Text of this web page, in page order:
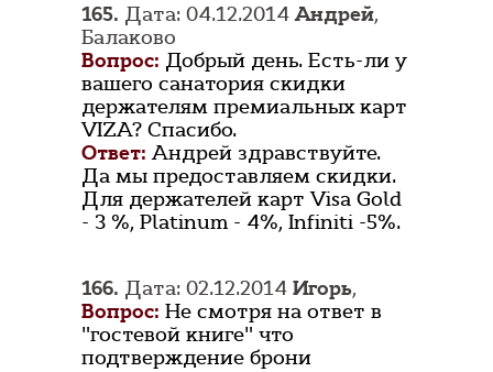
165. Дата: 04.12.2014Андрей,
Балаково
Вопрос: Добрый день. Есть-ли у
вашего санатория скидки
держателям премиальных карт
VIZA? Спасибо.
Ответ: Андрей здравствуйте.
Да мы предоставляем скидки.
Для держателей карт Visa Gold
- 3 %, Platinum - 4%, Infiniti -5%.
166. Дата: 02.12.2014 Игорь,
Вопрос: Не смотря на ответ в
"гостевой книге" что
подтверждение брони